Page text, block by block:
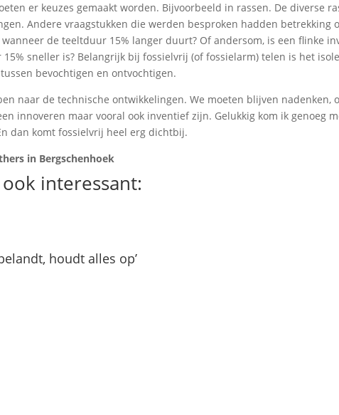
er keuzes gemaakt worden. Bijvoorbeeld in rassen. De diverse
Andere vraagstukken die werden besproken hadden betrekking
de teeltduur 15% langer duurt? Of andersom, is een flinke
sneller is? Belangrijk bij fossielvrij (of fossielarm) telen is het
bevochtigen en ontvochtigen.
naar de technische ontwikkelingen. We moeten blijven nadenken,
innoveren maar vooral ook inventief zijn. Gelukkig kom ik genoeg
dan komt fossielvrij heel erg dichtbij.
in Bergschenhoek
interessant:
houdt alles op’